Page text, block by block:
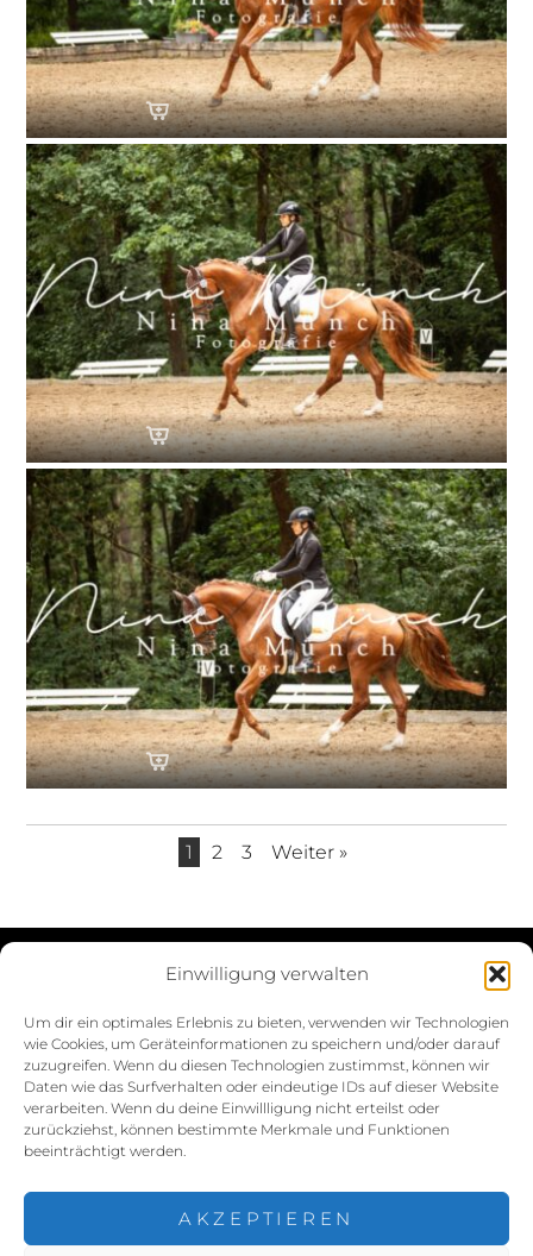
Einwilligung verwalten
Um dir ein optimales Erlebnis zu bieten, verwenden wir Technologien
wie Cookies, um Geräteinformationen zu speichern und/oder darauf
zuzugreifen. Wenn du diesen Technologien zustimmst, können wir
Daten wie das Surfverhalten oder eindeutige IDs auf dieser Website
verarbeiten. Wenn du deine Einwillligung nicht erteilst oder
zurückziehst, können bestimmte Merkmale und Funktionen
beeinträchtigt werden.
AKZEPTIEREN
1 2 3 Weiter »
Impressum
Cookie-Richtlinie (EU)